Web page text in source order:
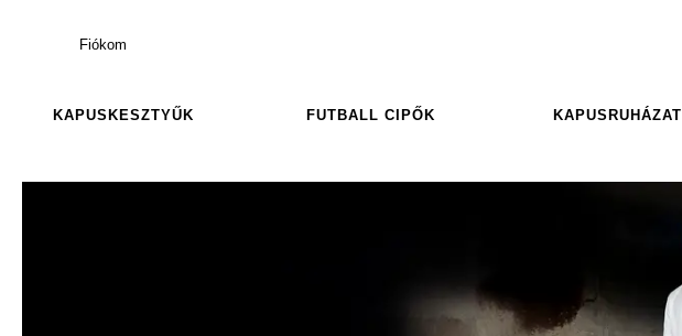
Fiókom
KAPUSKESZTYŰK FUTBALL CIPŐK KAPUSRUHÁZAT